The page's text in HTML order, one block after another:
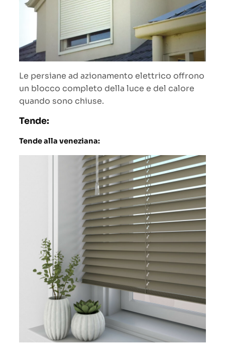
Le persiane ad azionamento elettrico offrono
un blocco completo della luce e del calore
quando sono chiuse.
Tende:
Tende alla veneziana: